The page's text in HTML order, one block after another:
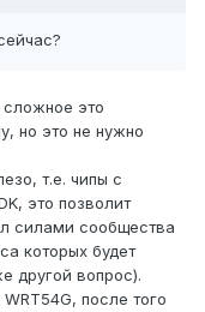
это
но это не нужно
т.е. чипы с
это позволит
силами сообщества
которых будет
другой вопрос).
после того